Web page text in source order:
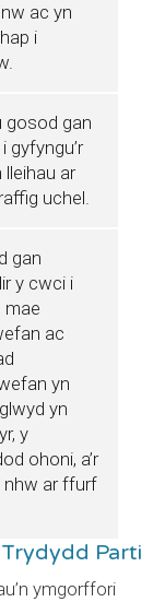
ac yn
i
gosod gan
gyfyngu’r
ar
uchel.
gan
y cwci i
ac
yn
yn
y
ohoni, a’r
nhw ar ffurf
Parti
ymgorffori